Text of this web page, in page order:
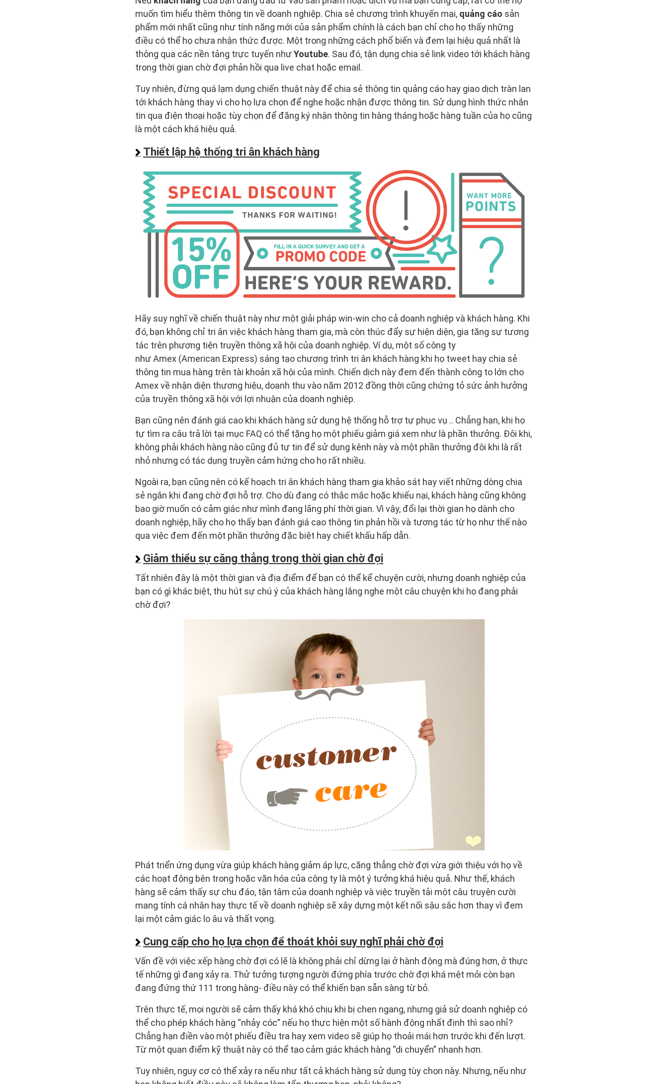
muốn tìm hiểu thêm thông tin về doanh nghiệp. Chia sẻ chương trình khuyến mại, quảng cáo sản
phẩm mới nhất cũng như tính năng mới của sản phẩm chính là cách bạn chỉ cho họ thấy những
điều có thể họ chưa nhận thức được. Một trong những cách phổ biến và đem lại hiệu quả nhất là
thông qua các nền tảng trực tuyến nhưYoutube. Sau đó, tận dụng chia sẻ link video tới khách hàng
trong thời gian chờ đợi phản hồi qua live chat hoặc email.
Tuy nhiên, đừng quá lạm dụng chiến thuật này để chia sẻ thông tin quảng cáo hay giao dịch tràn lan
tới khách hàng thay vì cho họ lựa chọn để nghe hoặc nhận được thông tin. Sử dụng hình thức nhắn
tin qua điện thoại hoặc tùy chọn để đăng ký nhận thông tin hàng tháng hoặc hàng tuần của họ cũng
là một cách khá hiệu quả.
Thiết lập hệ thống tri ân khách hàng
Hãy suy nghĩ về chiến thuật này như một giải pháp win-win cho cả doanh nghiệp và khách hàng. Khi
đó, bạn không chỉ tri ân việc khách hàng tham gia, mà còn thúc đẩy sự hiện diện, gia tăng sự tương
tác trên phương tiện truyền thông xã hội của doanh nghiệp. Ví dụ, một số công ty
như Amex (American Express) sáng tạo chương trình tri ân khách hàng khi họ tweet hay chia sẻ
thông tin mua hàng trên tài khoản xã hội của mình. Chiến dịch này đem đến thành công to lớn cho
Amex về nhận diện thương hiệu, doanh thu vào năm 2012 đồng thời cũng chứng tỏ sức ảnh hưởng
của truyền thông xã hội với lợi nhuận của doanh nghiệp.
Bạn cũng nên đánh giá cao khi khách hàng sử dụng hệ thống hỗ trợ tự phục vụ .. Chẳng hạn, khi họ
tự tìm ra câu trả lời tại mục FAQ có thể tặng họ một phiếu giảm giá xem như là phần thưởng. Đôi khi,
không phải khách hàng nào cũng đủ tự tin để sử dụng kênh này và một phần thưởng đôi khi là rất
nhỏ nhưng có tác dụng truyền cảm hứng cho họ rất nhiều.
Ngoài ra, bạn cũng nên có kế hoạch tri ân khách hàng tham gia khảo sát hay viết những dòng chia
sẻ ngắn khi đang chờ đợi hỗ trợ. Cho dù đang có thắc mắc hoặc khiếu nại, khách hàng cũng không
bao giờ muốn có cảm giác như mình đang lãng phí thời gian. Vì vậy, đổi lại thời gian họ dành cho
doanh nghiệp, hãy cho họ thấy bạn đánh giá cao thông tin phản hồi và tương tác từ họ như thế nào
qua việc đem đến một phần thưởng đặc biệt hay chiết khấu hấp dẫn.
Giảm thiểu sự căng thẳng trong thời gian chờ đợi
Tất nhiên đây là một thời gian và địa điểm để bạn có thể kể chuyện cười, nhưng doanh nghiệp của
bạn có gì khác biệt, thu hút sự chú ý của khách hàng lắng nghe một câu chuyện khi họ đang phải
chờ đợi?
Phát triển ứng dụng vừa giúp khách hàng giảm áp lực, căng thẳng chờ đợi vừa giới thiệu với họ về
các hoạt động bên trong hoặc văn hóa của công ty là một ý tưởng khá hiệu quả. Như thế, khách
hàng sẽ cảm thấy sự chu đáo, tận tâm của doanh nghiệp và việc truyền tải một câu truyện cười
mang tính cá nhân hay thực tế về doanh nghiệp sẽ xây dựng một kết nối sâu sắc hơn thay vì đem
lại một cảm giác lo âu và thất vọng.
Cung cấp cho họ lựa chọn để thoát khỏi suy nghĩ phải chờ đợi
Vấn đề với việc xếp hàng chờ đợi có lẽ là không phải chỉ dừng lại ở hành động mà đúng hơn, ở thực
tế những gì đang xảy ra. Thử tưởng tượng người đứng phía trước chờ đợi khá mệt mỏi còn bạn
đang đứng thứ 111 trong hàng- điều này có thể khiến bạn sẵn sàng từ bỏ.
Trên thực tế, mọi người sẽ cảm thấy khá khó chịu khi bị chen ngang, nhưng giả sử doanh nghiệp có
thể cho phép khách hàng “nhảy cóc” nếu họ thực hiện một số hành động nhất định thì sao nhỉ?
Chẳng hạn điền vào một phiếu điều tra hay xem video sẽ giúp họ thoải mái hơn trước khi đến lượt.
Từ một quan điểm kỹ thuật này có thể tạo cảm giác khách hàng “di chuyển” nhanh hơn.
Tuy nhiên, nguy cơ có thể xảy ra nếu như tất cả khách hàng sử dụng tùy chọn này. Nhưng, nếu như